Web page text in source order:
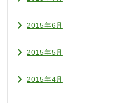
2015年6月
2015年5月
2015年4月